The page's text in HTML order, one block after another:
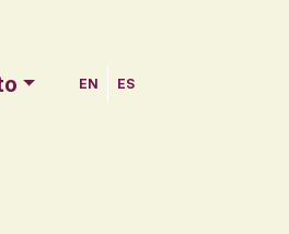
EN ES